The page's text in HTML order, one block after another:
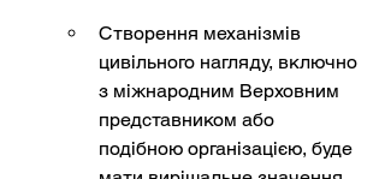
Створення механізмів
цивільного нагляду, включно
з міжнародним Верховним
представником або
подібною організацією, буде